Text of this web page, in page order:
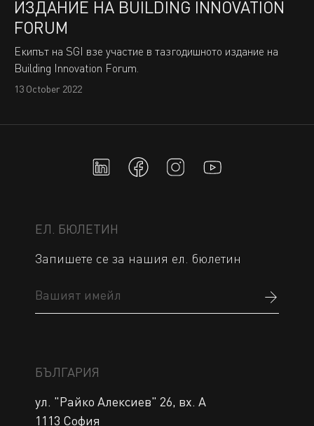
ИЗДАНИЕ НА BUILDING INNOVATION
FORUM
Екипът на SGI взе участие в тазгодишното издание на
Building Innovation Forum.
13 October 2022
ЕЛ. БЮЛЕТИН
Запишете се за нашия ел. бюлетин
БЪЛГАРИЯ
ул. "Райко Алексиев" 26, вх. А